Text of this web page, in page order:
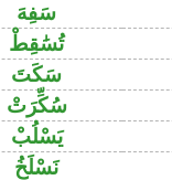
سَفِهَ
تُسَٰقِطْ
سَكَتَ
سُكِّرَتْ
يَسْلُبْ
نَسْلَخُ